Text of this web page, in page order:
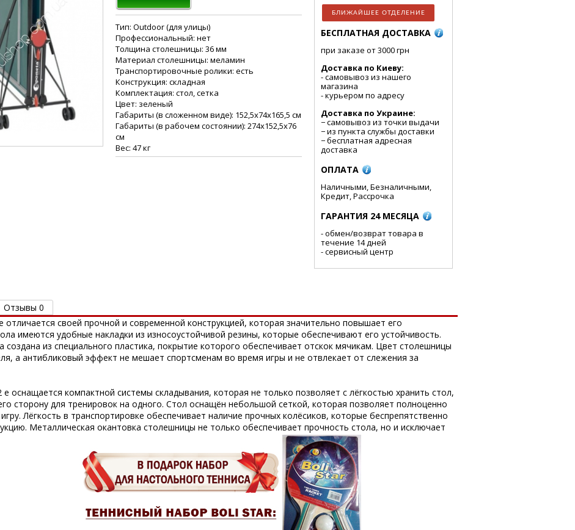
Тип: Outdoor (для улицы)
Профессиональный: нет
Толщина столешницы: 36 мм
Материал столешницы: меламин
Транспортировочные ролики: есть
Конструкция: складная
Комплектация: стол, сетка
Цвет: зеленый
Габариты (в сложенном виде): 152,5x74x165,5 см
Габариты (в рабочем состоянии): 274x152,5x76
см
Вес: 47 кг
БЛИЖАЙШЕЕ ОТДЕЛЕНИЕ
БЕСПЛАТНАЯ ДОСТАВКА
при заказе от 3000 грн
Доставка по Киеву:
- cамовывоз из нашего
магазина
- курьером по адресу
Доставка по Украине:
− самовывоз из точки выдачи
− из пункта службы доставки
− бесплатная адресная
доставка
ОПЛАТА
Наличными, Безналичными,
Кредит, Рассрочка
ГАРАНТИЯ 24 МЕСЯЦА
- обмен/возврат товара в
течение 14 дней
- сервисный центр
Отзывы 0
отличается своей прочной и современной конструкцией, которая значительно повышает его
имеются удобные накладки из износоустойчивой резины, которые обеспечивают его устойчивость.
создана из специального пластика, покрытие которого обеспечивает отскок мячикам. Цвет столешницы
а антибликовый эффект не мешает спортсменам во время игры и не отвлекает от слежения за
оснащается компактной системы складывания, которая не только позволяет с лёгкостью хранить стол,
сторону для тренировок на одного. Стол оснащён небольшой сеткой, которая позволяет полноценно
Лёгкость в транспортировке обеспечивает наличие прочных колёсиков, которые беспрепятственно
Металлическая окантовка столешницы не только обеспечивает прочность стола, но и исключает